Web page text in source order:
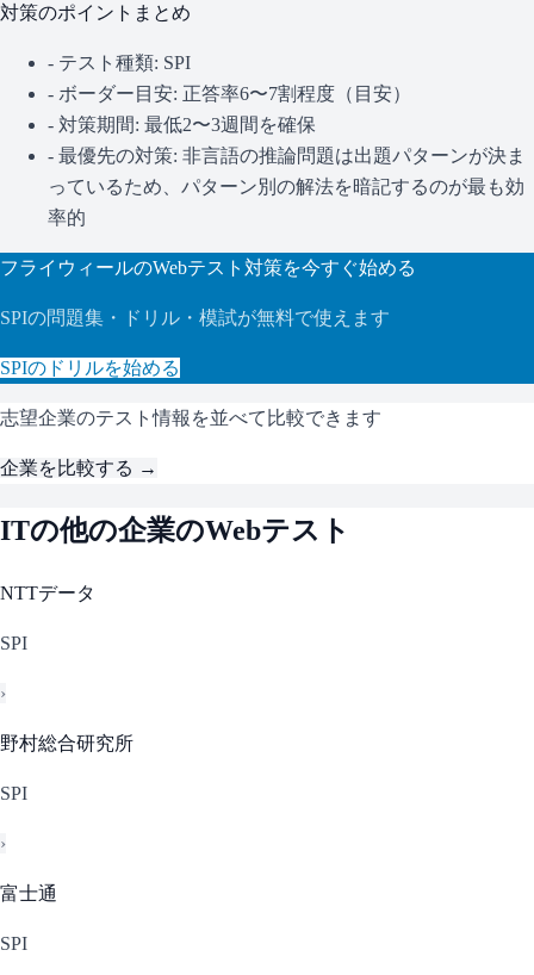
対策のポイントまとめ
- テスト種類: SPI
- ボーダー目安: 正答率6〜7割程度（目安）
- 対策期間: 最低2〜3週間を確保
- 最優先の対策: 非言語の推論問題は出題パターンが決ま
っているため、パターン別の解法を暗記するのが最も効
率的
フライウィールのWebテスト対策を今すぐ始める
SPIの問題集・ドリル・模試が無料で使えます
SPIのドリルを始める
志望企業のテスト情報を並べて比較できます
企業を比較する →
ITの他の企業のWebテスト
NTTデータ
SPI
›
野村総合研究所
SPI
›
富士通
SPI